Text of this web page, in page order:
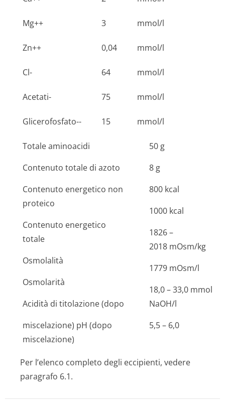
Mg++ 3 mmol/l
Zn++ 0,04 mmol/l
Cl- 64 mmol/l
Acetati- 75 mmol/l
Glicerofosfato-- 15 mmol/l
Totale aminoacidi
Contenuto totale di azoto
Contenuto energetico non
proteico
Contenuto energetico
totale
Osmolalità
Osmolarità
Acidità di titolazione (dopo
miscelazione) pH (dopo
miscelazione)
50 g
8 g
800 kcal
1000 kcal
1826 –
2018 mOsm/kg
1779 mOsm/l
18,0 – 33,0 mmol
NaOH/l
5,5 – 6,0
Per l’elenco completo degli eccipienti, vedere
paragrafo 6.1.